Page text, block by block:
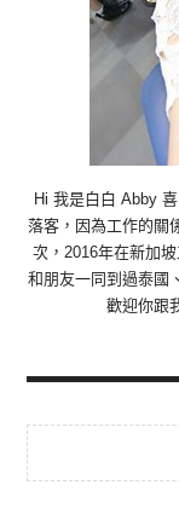
Hi 我是白白 Abby
落客，因為工作的關
次，2016年在新加
和朋友一同到過泰國
歡迎你跟